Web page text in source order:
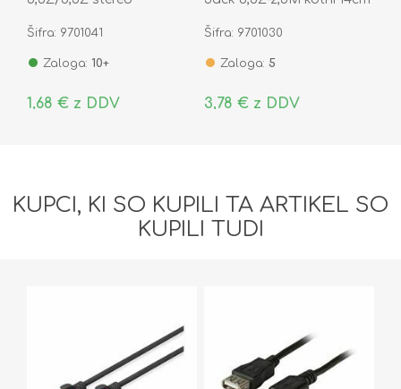
Šifra: 9701041
Zaloga: 10+
1,68 € z DDV
Šifra: 9701030
Zaloga: 5
3,78 € z DDV
KUPCI, KI SO KUPILI TA ARTIKEL SO
KUPILI TUDI